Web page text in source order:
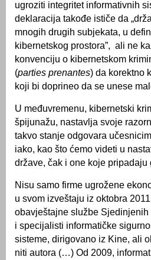
ugroziti integritet informativnih
deklaracija takođe ističe da
mnogih drugih subjekata, u
kibernetskog prostora”, ali ne
konvenciju o kibernetskom
(parties prenantes) da korektno
koji bi doprineo da se unese
U međuvremenu, kibernetski
špijunažu, nastavlja svoje
takvo stanje odgovara
iako, kao što ćemo videti u
države, čak i one koje pripadaju
Nisu samo firme ugrožene
u svom izveštaju iz oktobra
obavještajne službe Sjedinjenih
i specijalisti informatičke
sisteme, dirigovano iz Kine, ali
niti autora (…) Od 2009,